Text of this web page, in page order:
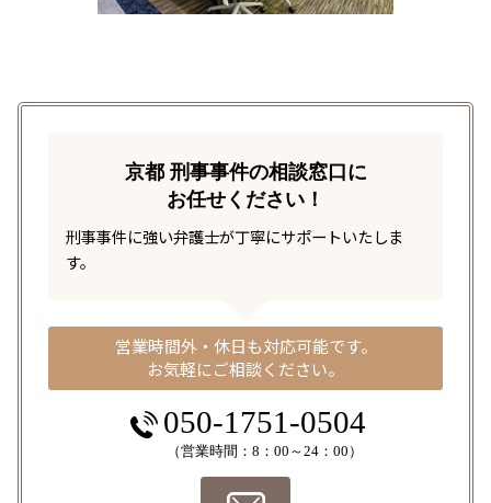
京都 刑事事件の相談窓口に
お任せください！
刑事事件に強い弁護士が丁寧にサポートいたしま
す。
営業時間外・休日も対応可能です。
お気軽にご相談ください。
050-1751-0504
（営業時間：8：00～24：00）